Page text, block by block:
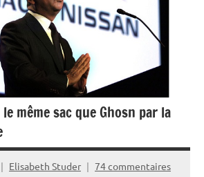
même sac que Ghosn par la
Elisabeth Studer 74 commentaires